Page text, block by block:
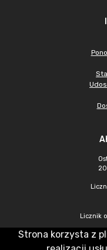
Licznik
Strona korzysta z